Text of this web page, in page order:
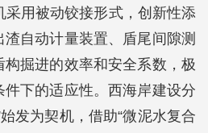
用被动铰接形式，创新性添
自动计量装置、盾尾间隙测
掘进的效率和安全系数，极
下的适应性。西海岸建设分
发为契机，借助“微泥水复合